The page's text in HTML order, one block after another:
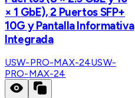
× 1 GbE), 2 Puertos SFP+
10G y Pantalla Informativa
Integrada
USW-PRO-MAX-24USW-
PRO-MAX-24